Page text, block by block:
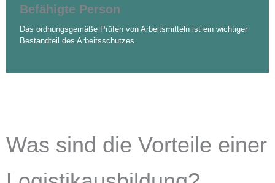
Befähigte Person
Das ordnungsgemäße Prüfen von Arbeitsmitteln ist ein wichtiger
Bestandteil des Arbeitsschutzes.
Was sind die Vorteile einer